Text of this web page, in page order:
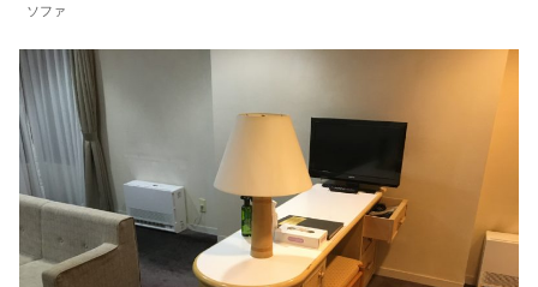
ソファ